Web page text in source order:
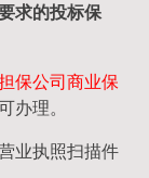
求的投标保
保公司商业保
办理。
业执照扫描件